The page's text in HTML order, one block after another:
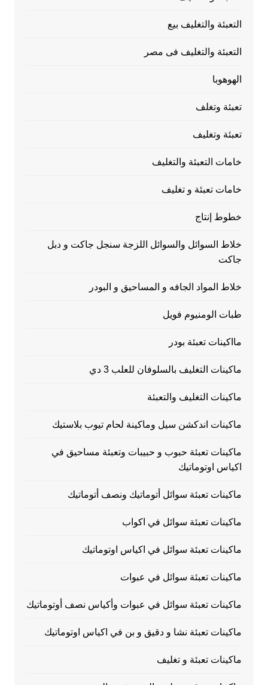
التعبئة والتغليف بيع
التعبئة والتغليف فى مصر
الهوهوبا
تعبئة وتغلف
تعبئة وتغليف
خامات التعبئة والتغليف
خامات تعبئة و تغليف
خطوط إنتاج
خلاط السوائل والسوائل اللزجة سنجل جاكت و دبل
جاكت
خلاط المواد الجافه و المساحيق و البودر
طبات الومنيوم فويل
مااكينات تعبئة بودر
ماكينات التغليف بالسلوفان للعلب 3 دي
ماكينات التغليف والتعبئة
ماكينات اندكشن سيل وماكينة لحام تيوب بلاستيك
ماكينات تعبئة حبوب و حبيبات وتعبئة مساحيق في
اكياس اوتوماتيك
ماكينات تعبئة سوائل أتوماتيك ونصف أتوماتيك
ماكينات تعبئة سوائل في اكواب
ماكينات تعبئة سوائل في اكياس اوتوماتيك
ماكينات تعبئة سوائل في عبوات
ماكينات تعبئة سوائل في عبوات وأكياس نصف أوتوماتيك
ماكينات تعبئة نشا و دقيق و بن في اكياس اوتوماتيك
ماكينات تعبئة و تغليف